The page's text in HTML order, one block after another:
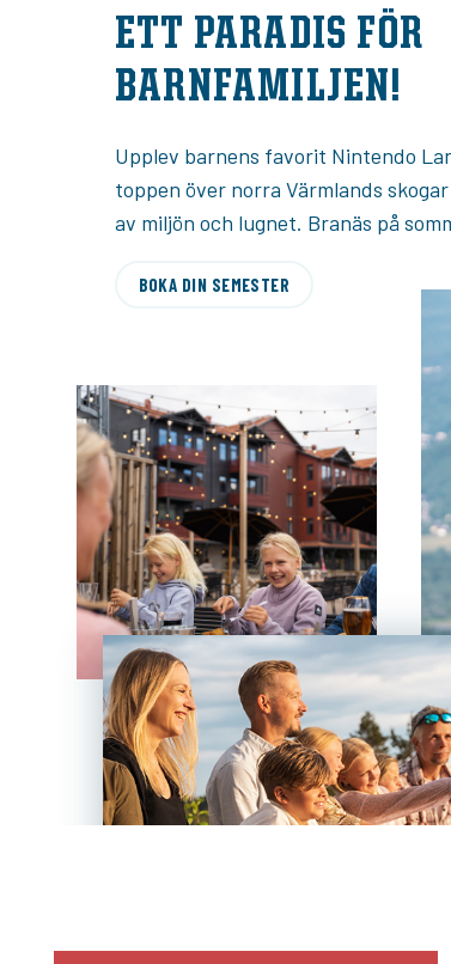
ETT PARADIS FÖR
BARNFAMILJEN!
Upplev barnens favorit Nintendo
toppen över norra Värmlands
av miljön och lugnet. Branäs på
BOKA DIN SEMESTER